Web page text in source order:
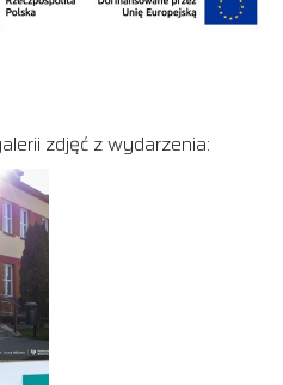
zdjęć z wydarzenia: